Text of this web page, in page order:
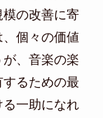
模の改善に寄
個々の価値
、音楽の楽
るための最
一助になれ